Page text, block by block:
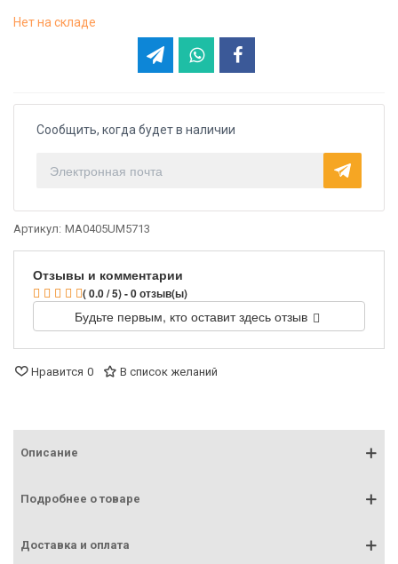
Нет на складе
Сообщить, когда будет в наличии
Артикул: MA0405UM5713
Отзывы и комментарии
( 0.0 / 5) - 0 отзыв(ы)
Будьте первым, кто оставит здесь отзыв
Нравится 0 В список желаний
Описание
Подробнее о товаре
Доставка и оплата